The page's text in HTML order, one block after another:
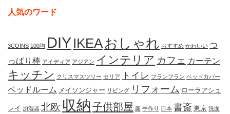
人気のワード
3COINS 100均 DIYIKEAおしゃれ おすすめ かわいい つ
っぱり棒 アイディア アジアン インテリア カフェ カーテン
キッチン クリスマスツリー セリア トイレ フランフラン ベッドカバー
ベッドルーム メイソンジャー リビング リフォーム ローラアシュ
レイ 加湿器 北欧 収納 子供部屋 庭 手作り 日本 書斎 東京 洗面